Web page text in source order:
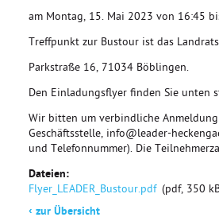
am Montag, 15. Mai 2023 von 16:45
Treffpunkt zur Bustour ist das
Parkstraße 16, 71034 Böblingen.
Den Einladungsflyer finden Sie unten
Wir bitten um verbindliche Anmeldung
Geschäftsstelle, info@leader-
und Telefonnummer). Die
Dateien:
Flyer_LEADER_Bustour.pdf (pdf, 350
‹ zur Übersicht